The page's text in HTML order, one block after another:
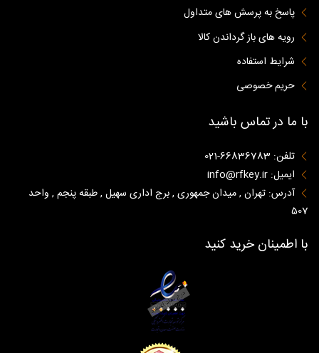
پاسخ به پرسش های متداول
رویه های باز گرداندن کالا
شرایط استفاده
حریم خصوصی
با ما در تماس باشید
تلفن: 66836783-021
ایمیل: info@rfkey.ir
آدرس: تهران , میدان جمهوری , برج اداری سهیل , طبقه پنجم , واحد
507
با اطمینان خرید کنید